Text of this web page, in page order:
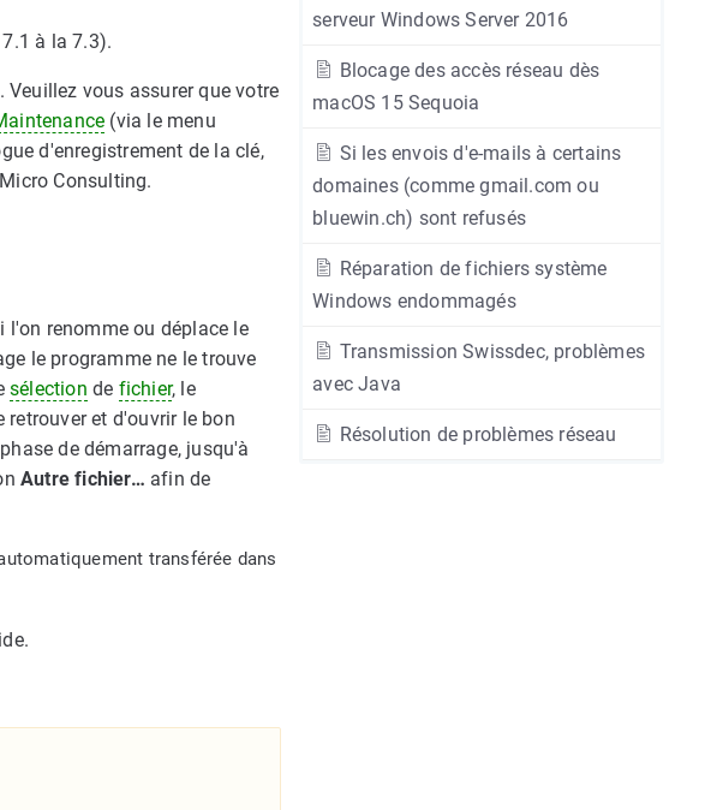
serveur Windows Server 2016
Blocage des accès réseau dès
macOS 15 Sequoia
Si les envois d'e-mails à certains
domaines (comme gmail.com ou
bluewin.ch) sont refusés
Réparation de fichiers système
Windows endommagés
Transmission Swissdec, problèmes
avec Java
Résolution de problèmes réseau
à la 7.3).
vous assurer que votre
(via le menu
d'enregistrement de la clé,
Consulting.
renomme ou déplace le
le programme ne le trouve
sélection de fichier, le
et d'ouvrir le bon
de démarrage, jusqu'à
Autre fichier… afin de
transférée dans